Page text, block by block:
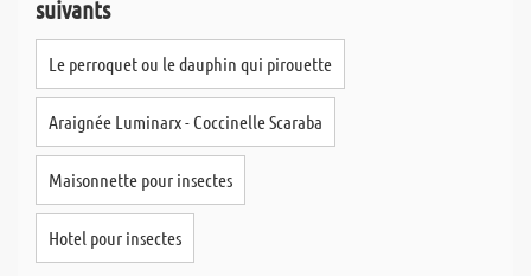
suivants
Le perroquet ou le dauphin qui pirouette
Araignée Luminarx - Coccinelle Scaraba
Maisonnette pour insectes
Hotel pour insectes